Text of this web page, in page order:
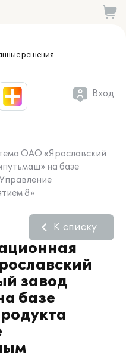
решения
Вход
ОАО «Ярославский
на базе
8»
завод
базе
К списку